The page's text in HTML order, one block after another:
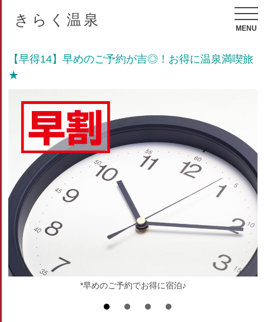
きらく温泉
MENU
【早得14】早めのご予約が吉◎！お得に温泉満喫旅
★
*早めのご予約でお得に宿泊♪